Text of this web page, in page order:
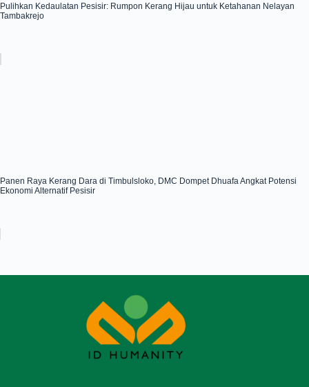
Pulihkan Kedaulatan Pesisir: Rumpon Kerang Hijau untuk Ketahanan Nelayan
Tambakrejo
Panen Raya Kerang Dara di Timbulsloko, DMC Dompet Dhuafa Angkat Potensi
Ekonomi Alternatif Pesisir